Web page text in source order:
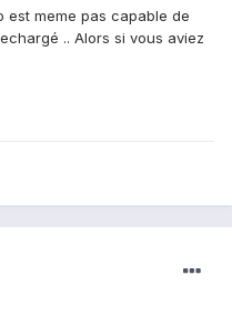
est meme pas capable de
.. Alors si vous aviez